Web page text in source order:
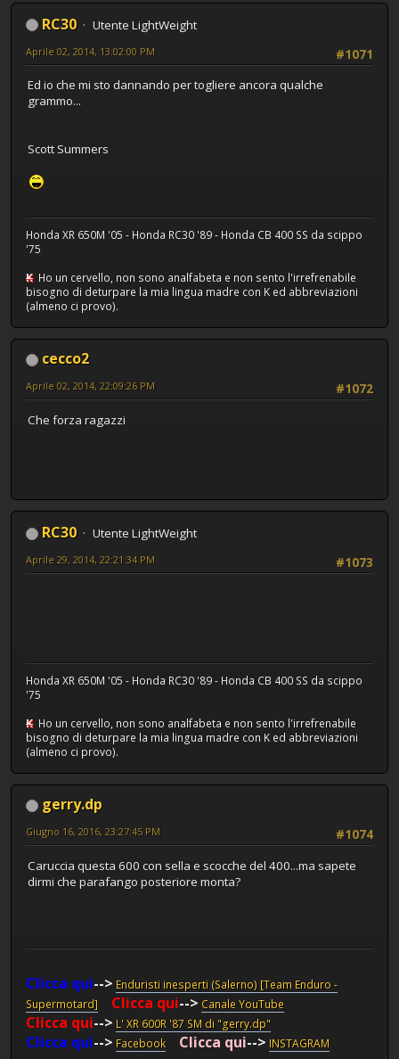
RC30
Utente LightWeight
#1071
Aprile 02, 2014, 13:02:00 PM
Ed io che mi sto dannando per togliere ancora qualche
grammo...
Scott Summers
Honda XR 650M '05 - Honda RC30 '89 - Honda CB 400 SS da scippo
'75
KHo un cervello, non sono analfabeta e non sento l'irrefrenabile
bisogno di deturpare la mia lingua madre con K ed abbreviazioni
(almeno ci provo).
cecco2
#1072
Aprile 02, 2014, 22:09:26 PM
Che forza ragazzi
RC30
Utente LightWeight
#1073
Aprile 29, 2014, 22:21:34 PM
Honda XR 650M '05 - Honda RC30 '89 - Honda CB 400 SS da scippo
'75
KHo un cervello, non sono analfabeta e non sento l'irrefrenabile
bisogno di deturpare la mia lingua madre con K ed abbreviazioni
(almeno ci provo).
gerry.dp
#1074
Giugno 16, 2016, 23:27:45 PM
Caruccia questa 600 con sella e scocche del 400...ma sapete
dirmi che parafango posteriore monta?
Clicca qui--> Enduristi inesperti (Salerno) [Team Enduro -
Supermotard]
Clicca qui--> Canale YouTube
Clicca qui--> L' XR 600R '87 SM di "gerry.dp"
Clicca qui--> Facebook Clicca qui--> INSTAGRAM